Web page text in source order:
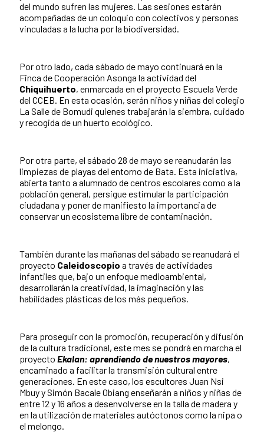
del mundo sufren las mujeres. Las sesiones estarán
acompañadas de un coloquio con colectivos y personas
vinculadas a la lucha por la biodiversidad.
Por otro lado, cada sábado de mayo continuará en la
Finca de Cooperación Asonga la actividad del
Chiquihuerto, enmarcada en el proyecto Escuela Verde
del CCEB. En esta ocasión, serán niños y niñas del colegio
La Salle de Bomudi quienes trabajarán la siembra, cuidado
y recogida de un huerto ecológico.
Por otra parte, el sábado 28 de mayo se reanudarán las
limpiezas de playas del entorno de Bata. Esta iniciativa,
abierta tanto a alumnado de centros escolares como a la
población general, persigue estimular la participación
ciudadana y poner de manifiesto la importancia de
conservar un ecosistema libre de contaminación.
También durante las mañanas del sábado se reanudará el
proyecto Caleidoscopio a través de actividades
infantiles que, bajo un enfoque medioambiental,
desarrollarán la creatividad, la imaginación y las
habilidades plásticas de los más pequeños.
Para proseguir con la promoción, recuperación y difusión
de la cultura tradicional, este mes se pondrá en marcha el
proyecto Ekalan: aprendiendo de nuestros mayores,
encaminado a facilitar la transmisión cultural entre
generaciones. En este caso, los escultores Juan Nsi
Mbuy y Simón Bacale Obiang enseñarán a niños y niñas de
entre 12 y 16 años a desenvolverse en la talla de madera y
en la utilización de materiales autóctonos como la nipa o
el melongo.